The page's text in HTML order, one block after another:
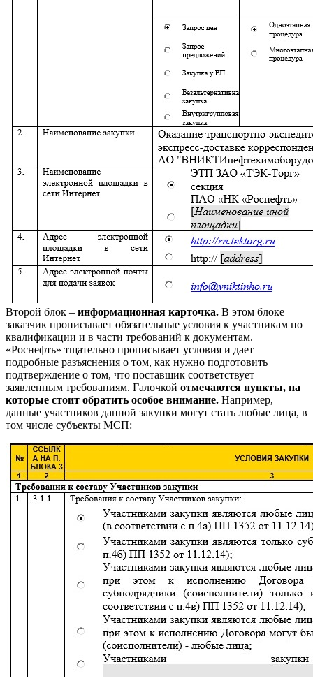
Второй блок – информационная карточка. В этом блоке
заказчик прописывает обязательные условия к участникам по
квалификации и в части требований к документам.
«Роснефть» тщательно прописывает условия и дает
подробные разъяснения о том, как нужно подготовить
подтверждение о том, что поставщик соответствует
заявленным требованиям. Галочкой отмечаются пункты, на
которые стоит обратить особое внимание. Например,
данные участников данной закупки могут стать любые лица, в
том числе субъекты МСП: